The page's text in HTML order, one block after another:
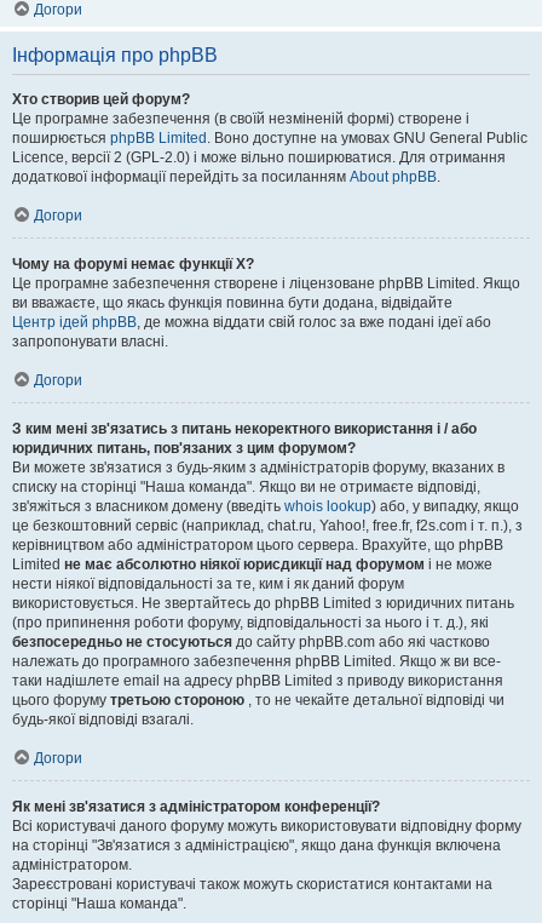
Догори
Інформація про phpBB
Хто створив цей форум?
Це програмне забезпечення (в своїй незміненій формі) створене і
поширюється phpBB Limited . Воно доступне на умовах GNU General Public
Licence, версії 2 (GPL-2.0) і може вільно поширюватися. Для отримання
додаткової інформації перейдіть за посиланням About phpBB.
Догори
Чому на форумі немає функції X?
Це програмне забезпечення створене і ліцензоване phpBB Limited. Якщо
ви вважаєте, що якась функція повинна бути додана, відвідайте
Центр ідей phpBB, де можна віддати свій голос за вже подані ідеї або
запропонувати власні.
Догори
З ким мені зв'язатись з питань некоректного використання і / або
юридичних питань, пов'язаних з цим форумом?
Ви можете зв'язатися з будь-яким з адміністраторів форуму, вказаних в
списку на сторінці "Наша команда". Якщо ви не отримаєте відповіді,
зв'яжіться з власником домену (введіть whois lookup) або, у випадку, якщо
це безкоштовний сервіс (наприклад, chat.ru, Yahoo!, free.fr, f2s.com і т. п.), з
керівництвом або адміністратором цього сервера. Врахуйте, що phpBB
Limited не має абсолютно ніякої юрисдикції над форумом і не може
нести ніякої відповідальності за те, ким і як даний форум
використовується. Не звертайтесь до phpBB Limited з юридичних питань
(про припинення роботи форуму, відповідальності за нього і т. д.), які
безпосередньо не стосуються до сайту phpBB.com або які частково
належать до програмного забезпечення phpBB Limited. Якщо ж ви все-
таки надішлете email на адресу phpBB Limited з приводу використання
цього форуму третьою стороною , то не чекайте детальної відповіді чи
будь-якої відповіді взагалі.
Догори
Як мені зв'язатися з адміністратором конференції?
Всі користувачі даного форуму можуть використовувати відповідну форму
на сторінці "Зв'язатися з адміністрацією", якщо дана функція включена
адміністратором.
Зареєстровані користувачі також можуть скористатися контактами на
сторінці "Наша команда".